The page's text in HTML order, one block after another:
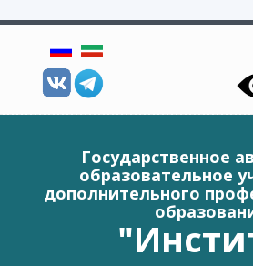
Государственное
образовательное
дополнительного